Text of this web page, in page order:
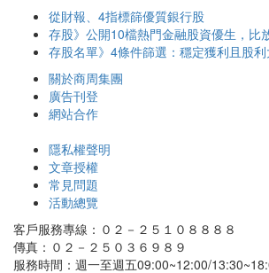
從財報、4指標篩優質銀行股
存股》公開10檔熱門金融股資優生，比
存股名單》4條件篩選：穩定獲利且股
關於商周集團
廣告刊登
網站合作
隱私權聲明
文章授權
常見問題
活動總覽
客戶服務專線：０２－２５１０８８８８
傳真：０２－２５０３６９８９
服務時間：週一至週五09:00~12:00/